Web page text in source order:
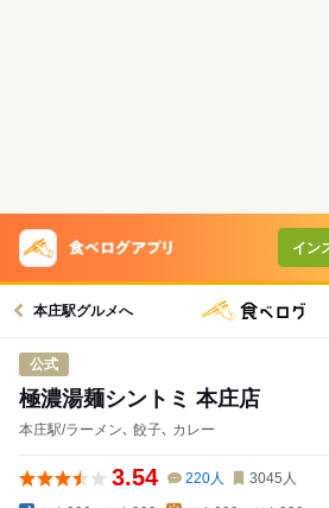
イン
本庄駅グルメへ
公式
極濃湯麺シントミ 本庄店
本庄駅/ラーメン､ 餃子､ カレー
3.54 220人 3045 人